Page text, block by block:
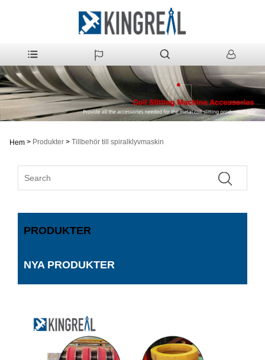
Hem > Produkter > Tillbehör till spiralklyvmaskin
PRODUKTER
NYA PRODUKTER